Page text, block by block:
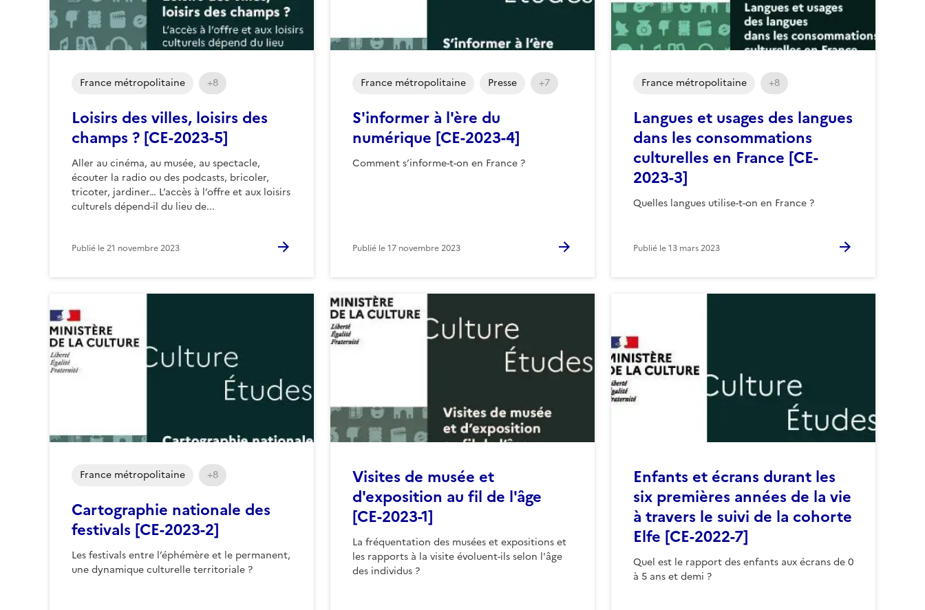
Loisirs des villes, loisirs des
champs ? [CE-2023-5]
Aller au cinéma, au musée, au spectacle,
écouter la radio ou des podcasts, bricoler,
tricoter, jardiner… L’accès à l’offre et aux loisirs
culturels dépend-il du lieu de...
France métropolitaine +8
Publié le21 novembre 2023
S'informer à l'ère du
numérique [CE-2023-4]
Comment s’informe-t-on en France ?
France métropolitaine Presse +7
Publié le17 novembre 2023
Langues et usages des langues
dans les consommations
culturelles en France [CE-
2023-3]
Quelles langues utilise-t-on en France ?
France métropolitaine +8
Publié le13 mars 2023
Cartographie nationale des
festivals [CE-2023-2]
Les festivals entre l’éphémère et le permanent,
une dynamique culturelle territoriale ?
France métropolitaine +8
Visites de musée et
d'exposition au fil de l'âge
[CE-2023-1]
La fréquentation des musées et expositions et
les rapports à la visite évoluent-ils selon l'âge
des individus ?
Enfants et écrans durant les
six premières années de la vie
à travers le suivi de la cohorte
Elfe [CE-2022-7]
Quel est le rapport des enfants aux écrans de 0
à 5 ans et demi ?